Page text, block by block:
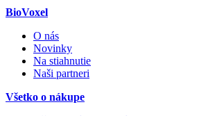
BioVoxel
O nás
Novinky
Na stiahnutie
Naši partneri
Všetko o nákupe